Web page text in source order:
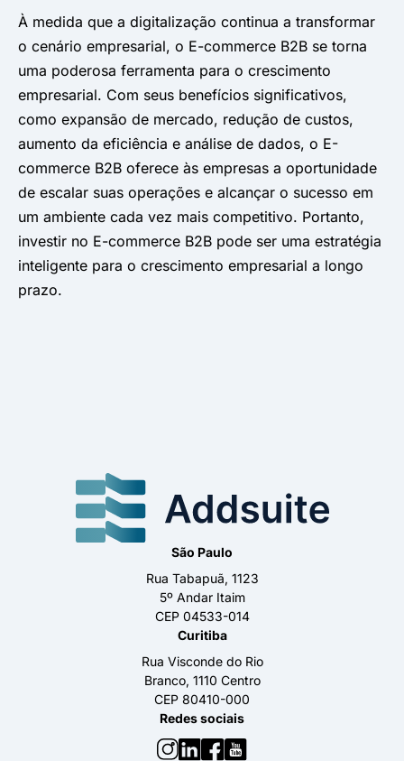
À medida que a digitalização continua a transformar
o cenário empresarial, o E-commerce B2B se torna
uma poderosa ferramenta para o crescimento
empresarial. Com seus benefícios significativos,
como expansão de mercado, redução de custos,
aumento da eficiência e análise de dados, o E-
commerce B2B oferece às empresas a oportunidade
de escalar suas operações e alcançar o sucesso em
um ambiente cada vez mais competitivo. Portanto,
investir no E-commerce B2B pode ser uma estratégia
inteligente para o crescimento empresarial a longo
prazo.
São Paulo
Rua Tabapuã, 1123
5º Andar Itaim
CEP 04533-014
Curitiba
Rua Visconde do Rio
Branco, 1110 Centro
CEP 80410-000
Redes sociais